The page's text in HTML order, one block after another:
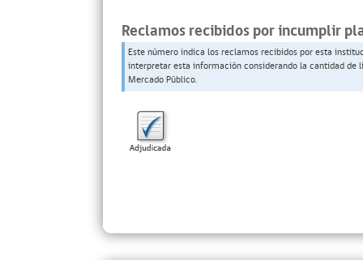
Reclamos recibidos por incumplir
Este número indica los reclamos recibidos por esta
interpretar esta información considerando la cantidad
Mercado Público.